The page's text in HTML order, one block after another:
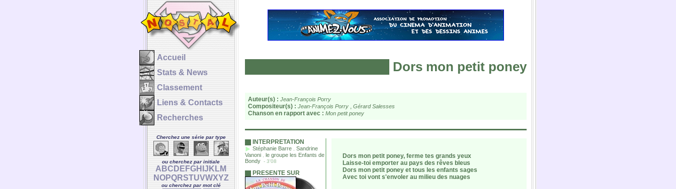
Accueil
Stats & News
Classement
Liens & Contacts
Recherches
Cherchez une série par type
ou cherchez par initiale
A BC D E FGH J K LM
NOPQRSTUVWXYZ
ou cherchez par mot clé
Dors mon petit poney
Auteur(s) : Jean-François Porry
Compositeur(s) : Jean-François Porry , Gérard Salesses
Chanson en rapport avec : Mon petit poney
INTERPRETATION
Stéphanie Barre
Sandrine
Vanoni , le groupe les Enfants de
Bondy - 3'08
PRESENTE SUR
Dors mon petit poney, ferme tes grands yeux
Laisse-toi emporter au pays des rêves bleus
Dors mon petit poney et tous les enfants sages
Avec toi vont s'envoler au milieu des nuages